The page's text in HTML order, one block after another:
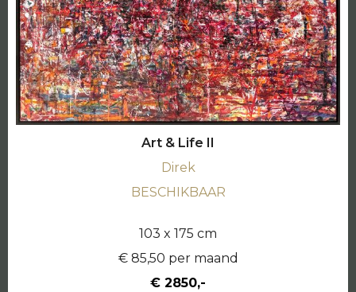
Art & Life II
Direk
BESCHIKBAAR
103 x 175 cm
€ 85,50 per maand
€ 2850,-